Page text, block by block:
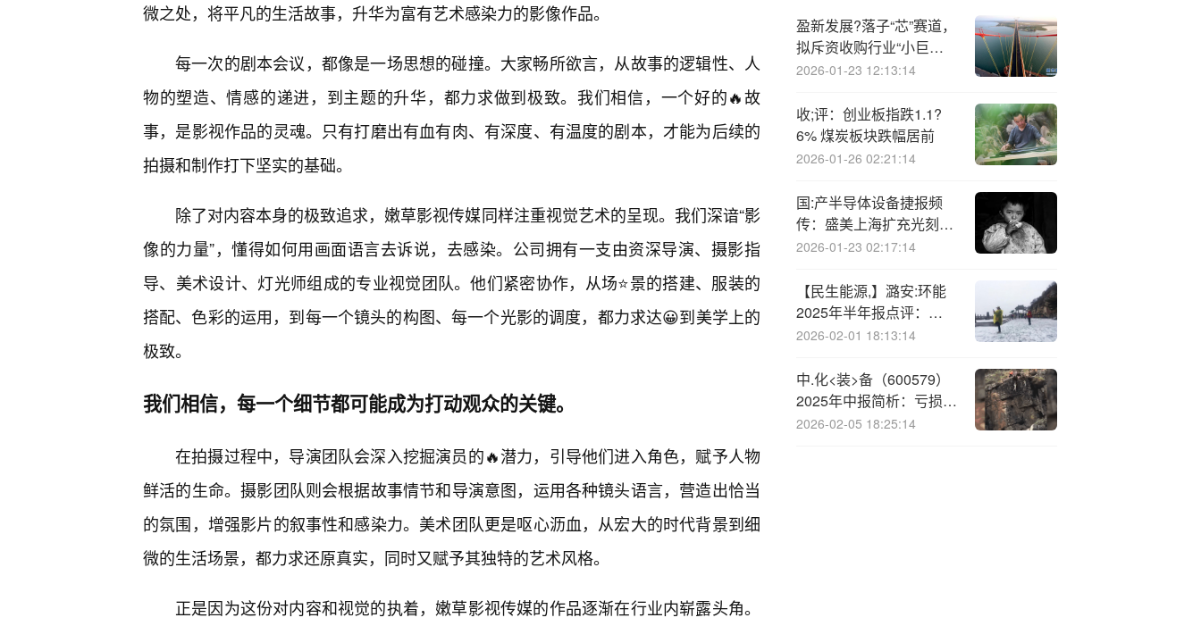
微之处，将平凡的生活故事，升华为富有艺术感染力的影像作品。
每一次的剧本会议，都像是一场思想的碰撞。大家畅所欲言，从故事的逻辑性、人
物的塑造、情感的递进，到主题的升华，都力求做到极致。我们相信，一个好的🔥故
事，是影视作品的灵魂。只有打磨出有血有肉、有深度、有温度的剧本，才能为后续的
拍摄和制作打下坚实的基础。
除了对内容本身的极致追求，嫩草影视传媒同样注重视觉艺术的呈现。我们深谙“影
像的力量”，懂得如何用画面语言去诉说，去感染。公司拥有一支由资深导演、摄影指
导、美术设计、灯光师组成的专业视觉团队。他们紧密协作，从场⭐景的搭建、服装的
搭配、色彩的运用，到每一个镜头的构图、每一个光影的调度，都力求达😀到美学上的
极致。
我们相信，每一个细节都可能成为打动观众的关键。
在拍摄过程中，导演团队会深入挖掘演员的🔥潜力，引导他们进入角色，赋予人物
鲜活的生命。摄影团队则会根据故事情节和导演意图，运用各种镜头语言，营造出恰当
的氛围，增强影片的叙事性和感染力。美术团队更是呕心沥血，从宏大的时代背景到细
微的生活场景，都力求还原真实，同时又赋予其独特的艺术风格。
正是因为这份对内容和视觉的执着，嫩草影视传媒的作品逐渐在行业内崭露头角。
盈新发展?落子“芯”赛道，
拟斥资收购行业“小巨人”
长兴半导体超81%股权
2026-01-23 12:13:14
收;评：创业板指跌1.1?
6% 煤炭板块跌幅居前
2026-01-26 02:21:14
国:产半导体设备捷报频
传：盛美上海扩充光刻产
品、中微公司发布6大新
2026-01-23 02:17:14
【民生能源,】潞安:环能
2025年半年报点评：
25Q2业绩环比增长，成
2026-02-01 18:13:14
中.化<装>备（600579）
2025年中报简析：亏损收
窄
2026-02-05 18:25:14